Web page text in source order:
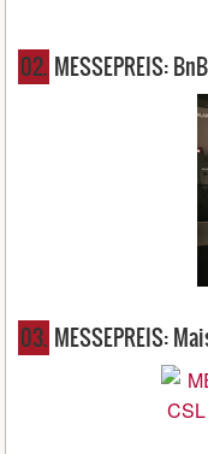
02. MESSEPREIS:
03. MESSEPREIS: